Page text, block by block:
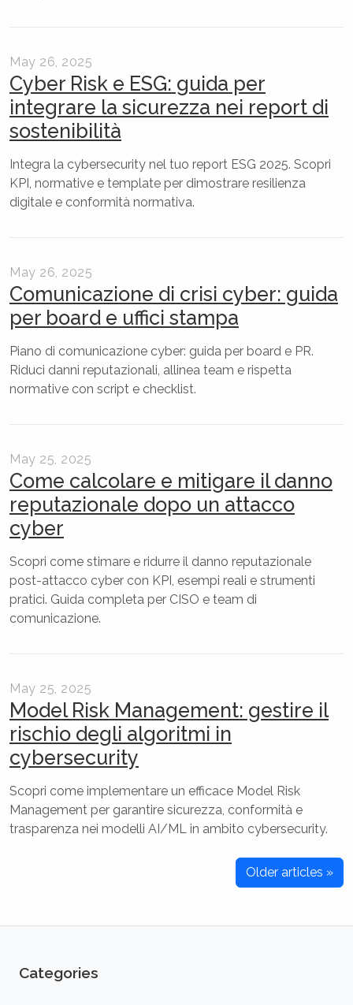
May 26, 2025
Cyber Risk e ESG: guida per
integrare la sicurezza nei report di
sostenibilità
Integra la cybersecurity nel tuo report ESG 2025. Scopri
KPI, normative e template per dimostrare resilienza
digitale e conformità normativa.
May 26, 2025
Comunicazione di crisi cyber: guida
per board e uffici stampa
Piano di comunicazione cyber: guida per board e PR.
Riduci danni reputazionali, allinea team e rispetta
normative con script e checklist.
May 25, 2025
Come calcolare e mitigare il danno
reputazionale dopo un attacco
cyber
Scopri come stimare e ridurre il danno reputazionale
post-attacco cyber con KPI, esempi reali e strumenti
pratici. Guida completa per CISO e team di
comunicazione.
May 25, 2025
Model Risk Management: gestire il
rischio degli algoritmi in
cybersecurity
Scopri come implementare un efficace Model Risk
Management per garantire sicurezza, conformità e
trasparenza nei modelli AI/ML in ambito cybersecurity.
Older articles »
Categories